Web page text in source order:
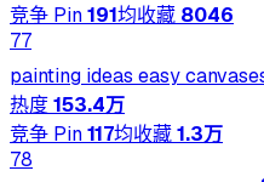
竞争 Pin191均收藏 8046
77
painting ideas easy
热度153.4万
竞争 Pin117均收藏1.3万
78